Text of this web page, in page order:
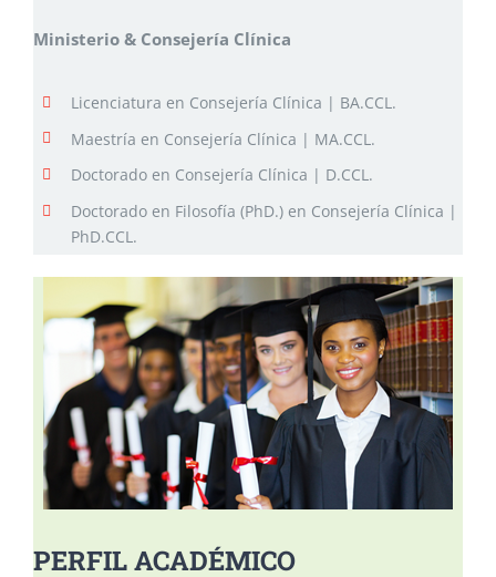
Ministerio & Consejería Clínica
Licenciatura en Consejería Clínica | BA.CCL.
Maestría en Consejería Clínica | MA.CCL.
Doctorado en Consejería Clínica | D.CCL.
Doctorado en Filosofía (PhD.) en Consejería Clínica |
PhD.CCL.
PERFIL ACADÉMICO